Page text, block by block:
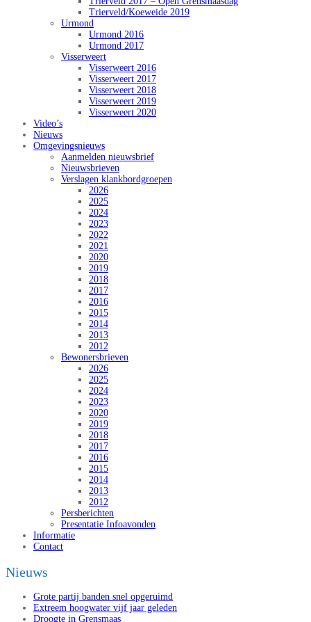
Trierveld/Koeweide 2019
Urmond
Urmond 2016
Urmond 2017
Visserweert
Visserweert 2016
Visserweert 2017
Visserweert 2018
Visserweert 2019
Visserweert 2020
Video’s
Nieuws
Omgevingsnieuws
Aanmelden nieuwsbrief
Nieuwsbrieven
Verslagen klankbordgroepen
2026
2025
2024
2023
2022
2021
2020
2019
2018
2017
2016
2015
2014
2013
2012
Bewonersbrieven
2026
2025
2024
2023
2020
2019
2018
2017
2016
2015
2014
2013
2012
Persberichten
Presentatie Infoavonden
Informatie
Contact
Nieuws
Grote partij banden snel opgeruimd
Extreem hoogwater vijf jaar geleden
Droogte in Grensmaas